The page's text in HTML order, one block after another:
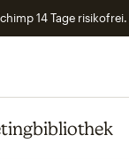
14 Tage risikofrei.